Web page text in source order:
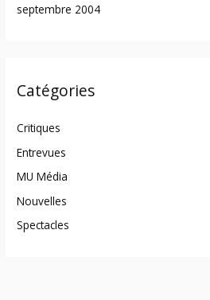
septembre 2004
Catégories
Critiques
Entrevues
MU Média
Nouvelles
Spectacles